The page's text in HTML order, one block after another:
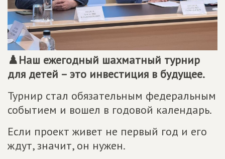
♟️Наш ежегодный шахматный турнир
для детей – это инвестиция в будущее.
Турнир стал обязательным федеральным
событием и вошел в годовой календарь.
Если проект живет не первый год и его
ждут, значит, он нужен.